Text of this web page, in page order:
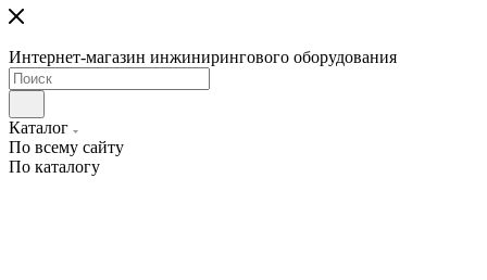
Интернет-магазин инжинирингового оборудования
Каталог
По всему сайту
По каталогу